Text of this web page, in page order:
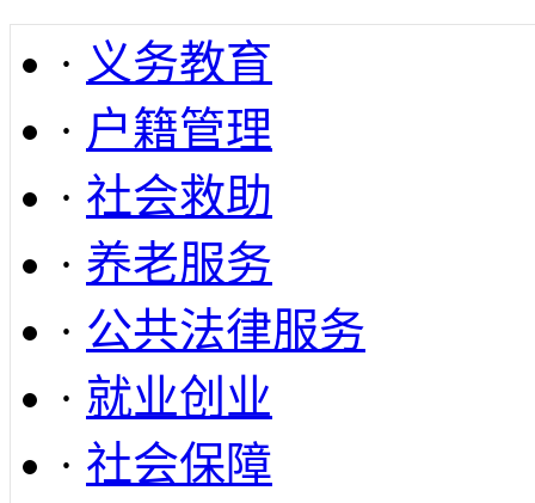
· 义务教育
· 户籍管理
· 社会救助
· 养老服务
· 公共法律服务
· 就业创业
· 社会保障